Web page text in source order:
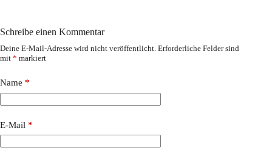
Schreibe einen Kommentar
Deine E-Mail-Adresse wird nicht veröffentlicht. Erforderliche Felder sind
mit * markiert
Name *
E-Mail *